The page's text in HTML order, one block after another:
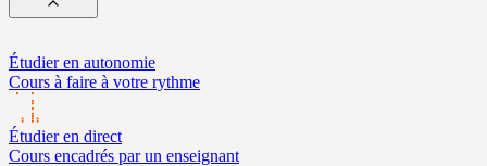
Étudier en autonomie
Cours à faire à votre rythme
Étudier en direct
Cours encadrés par un enseignant